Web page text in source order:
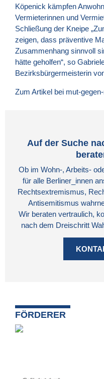
Köpenick kämpfen
Vermieterinnen und
Schließung der Kneipe
zeigen, dass präventive
Zusammenhang sinnvoll
hätte geholfen“, so
Bezirksbürgermeisterin
Zum Artikel bei mut-
Auf der Suche
Ob im Wohn-, Arbeits-
für alle Berliner_innen
Rechtsextremismus,
Antisemitismus
Wir beraten vertraulich,
nach dem Dreischritt
FÖRDERER